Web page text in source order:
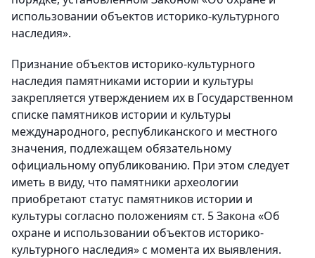
использовании объектов историко-культурного
наследия».
Признание объектов историко-культурного
наследия памятниками истории и культуры
закрепляется утверждением их в Государственном
списке памятников истории и культуры
международного, республиканского и местного
значения, подлежащем обязательному
официальному опубликованию. При этом следует
иметь в виду, что памятники археологии
приобретают статус памятников истории и
культуры согласно положениям ст. 5 Закона «Об
охране и использовании объектов историко-
культурного наследия» с момента их выявления.